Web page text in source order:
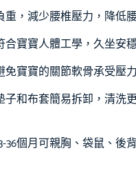
，減少腰椎壓力，降低
寶寶人體工學，久坐安
寶寶的關節軟骨承受壓
和布套簡易拆卸，清洗
36個月可親胸、袋鼠、